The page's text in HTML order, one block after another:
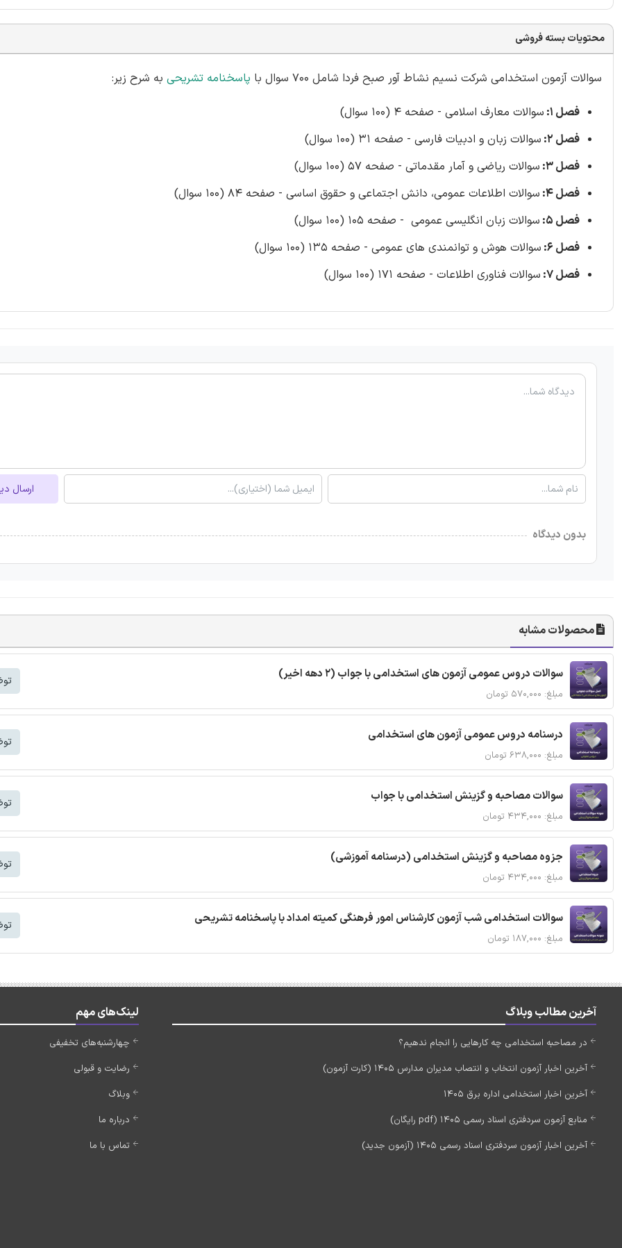
محتویات بسته فروشی
سوالات آزمون استخدامی شرکت نسیم نشاط آور صبح فردا شامل 700 سوال با پاسخنامه تشریحی به شرح زیر:
فصل 1:
سوالات معارف اسلامی - صفحه 4 (100 سوال)
فصل 2:
سوالات زبان و ادبیات فارسی - صفحه 31 (100 سوال)
فصل 3:
سوالات ریاضی و آمار مقدماتی - صفحه 57 (100 سوال)
فصل 4:
سوالات اطلاعات عمومی، دانش اجتماعی و حقوق اساسی - صفحه 84 (100 سوال)
فصل 5:
سوالات زبان انگلیسی عمومی - صفحه 105 (100 سوال)
فصل 6:
سوالات هوش و توانمندی های عمومی - صفحه 135 (100 سوال)
فصل 7:
سوالات فناوری اطلاعات - صفحه 171 (100 سوال)
ارسال
بدون دیدگاه
محصولات مشابه
سوالات دروس عمومی آزمون های استخدامی با جواب (2 دهه اخیر)
مبلغ: ۵۷۰,۰۰۰ تومان
درسنامه دروس عمومی آزمون های استخدامی
مبلغ: ۶۳۸,۰۰۰ تومان
سوالات مصاحبه و گزینش استخدامی با جواب
مبلغ: ۴۳۴,۰۰۰ تومان
جزوه مصاحبه و گزینش استخدامی (درسنامه آموزشی)
مبلغ: ۴۳۴,۰۰۰ تومان
سوالات استخدامی شب آزمون کارشناس امور فرهنگی کمیته امداد با پاسخنامه تشریحی
مبلغ: ۱۸۷,۰۰۰ تومان
آخرین مطالب وبلاگ
در مصاحبه استخدامی چه کارهایی را انجام ندهیم؟
آخرین اخبار آزمون انتخاب و انتصاب مدیران مدارس 1405 (کارت آزمون)
آخرین اخبار استخدامی اداره برق 1405
منابع آزمون سردفتری اسناد رسمی 1405 (pdf رایگان)
آخرین اخبار آزمون سردفتری اسناد رسمی 1405 (آزمون جدید)
لینک‌های مهم
چهارشنبه‌های تخفیفی
رضایت و قبولی
وبلاگ
درباره ما
تماس با ما